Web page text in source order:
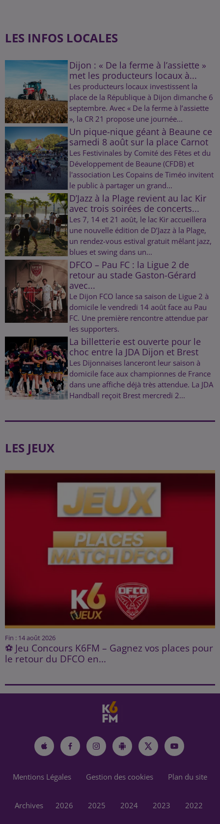
LES INFOS LOCALES
Dijon : « De la ferme à l’assiette »
met les producteurs locaux à...
Les producteurs locaux investissent la
place de la République à Dijon dimanche 6
septembre. Avec « De la ferme à l’assiette
», la CR 21 propose une journée...
Un pique-nique géant à Beaune ce
samedi 8 août sur la place Carnot
Les Festivinales by Comité des Fêtes et du
Développement de Beaune (CFDB) et
l'association Les Copains de Timéo invitent
le public à partager un grand...
D’Jazz à la Plage revient au lac Kir
avec trois soirées de concerts...
Les 7, 14 et 21 août, le lac Kir accueillera
une nouvelle édition de D’Jazz à la Plage,
un rendez-vous estival gratuit mêlant jazz,
blues et swing dans un...
DFCO – Pau FC : la Ligue 2 de
retour au stade Gaston-Gérard
avec...
Le Dijon FCO lance sa saison de Ligue 2 à
domicile le vendredi 14 août face au Pau
FC. Une première rencontre attendue par
les supporters.
La billetterie est ouverte pour le
choc entre la JDA Dijon et Brest
Les Dijonnaises lanceront leur saison à
domicile face aux championnes de France
dans une affiche déjà très attendue. La JDA
Handball reçoit Brest mercredi 2...
LES JEUX
Fin : 14 août 2026
⚽ Jeu Concours K6FM – Gagnez vos places pour
le retour du DFCO en...
Mentions Légales Gestion des cookies Plan du site
Archives 2026 2025 2024 2023 2022